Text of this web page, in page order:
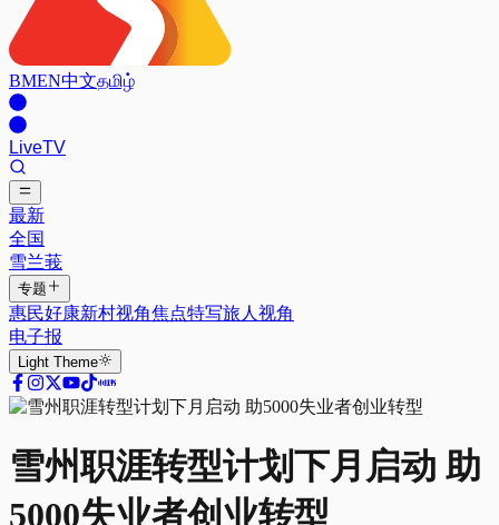
BMEN中文தமிழ்
LiveTV
最新
全国
雪兰莪
专题
惠民好康新村视角焦点特写旅人视角
电子报
Light Theme
雪州职涯转型计划下月启动 助
5000失业者创业转型